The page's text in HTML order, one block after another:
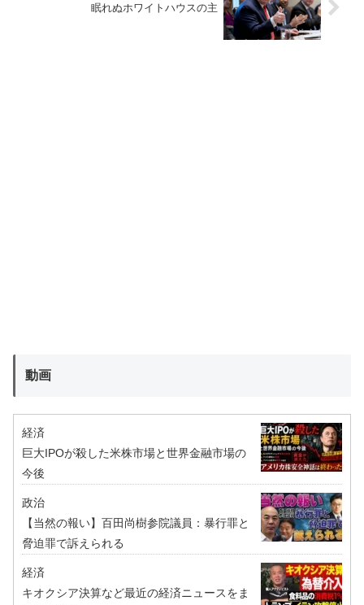
眠れぬホワイトハウスの主
動画
経済
巨大IPOが殺した米株市場と世界金融市場の
今後
政治
【当然の報い】百田尚樹参院議員：暴行罪と
脅迫罪で訴えられる
経済
キオクシア決算など最近の経済ニュースをま